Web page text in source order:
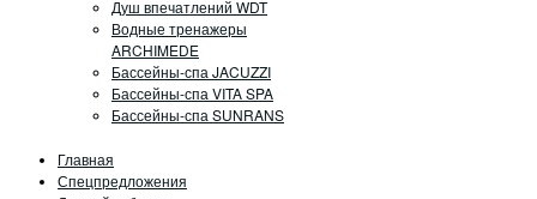
Душ впечатлений WDT
Водные тренажеры
ARCHIMEDE
Бассейны-спа JACUZZI
Бассейны-спа VITA SPA
Бассейны-спа SUNRANS
Главная
Спецпредложения